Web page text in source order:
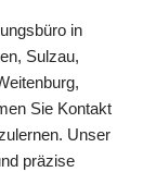
in
Sulzau,
Sie Kontakt
Unser
präzise